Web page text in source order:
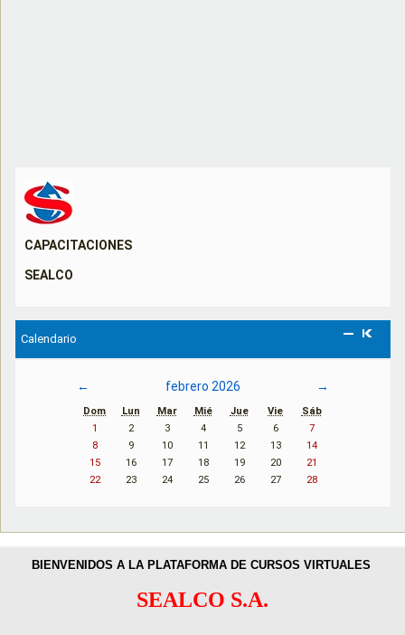
CAPACITACIONES
SEALCO
Calendario
← febrero 2026 →
Dom Lun Mar Mié Jue Vie
Sáb
1
2 3 4 5 6
7
8
9 10 11 12 13
14
15
16 17 18 19 20
21
22
23 24 25 26 27 28
BIENVENIDOS A LA PLATAFORMA DE CURSOS VIRTUALES
SEALCO S.A.